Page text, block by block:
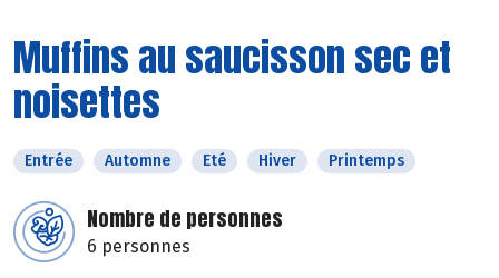
Muffins au saucisson sec et
noisettes
Entrée Automne Eté Hiver Printemps
Nombre de personnes
6 personnes